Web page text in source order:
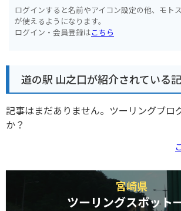
ログインすると名前やアイコン設定の他、モト
が使えるようになります。
ログイン・会員登録はこちら
道の駅 山之口が紹介されている
記事はまだありません。ツーリングブロ
か？
宮崎県
ツーリングスポット